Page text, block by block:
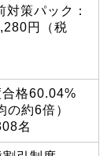
対策パック：
円（税
格60.04%
の約6倍）
名